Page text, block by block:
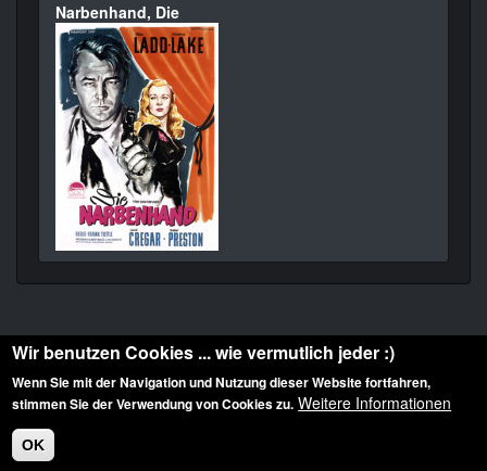
Narbenhand, Die
Diese Website ist urheberrechtlich geschützt: © 2010-2026 der Film Noir de. Alle
Rechte vorbehalten.
Wir benutzen Cookies ... wie vermutlich jeder :)
Wenn Sie mit der Navigation und Nutzung dieser Website fortfahren,
stimmen Sie der Verwendung von Cookies zu. Weitere Informationen
OK